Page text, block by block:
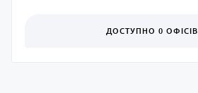
ДОСТУПНО 0 ОФІСІВ